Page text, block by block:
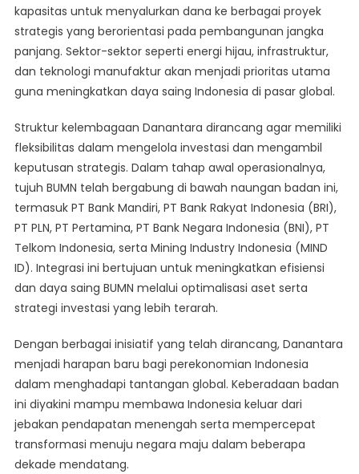
kapasitas untuk menyalurkan dana ke berbagai proyek
strategis yang berorientasi pada pembangunan jangka
panjang. Sektor-sektor seperti energi hijau, infrastruktur,
dan teknologi manufaktur akan menjadi prioritas utama
guna meningkatkan daya saing Indonesia di pasar global.
Struktur kelembagaan Danantara dirancang agar memiliki
fleksibilitas dalam mengelola investasi dan mengambil
keputusan strategis. Dalam tahap awal operasionalnya,
tujuh BUMN telah bergabung di bawah naungan badan ini,
termasuk PT Bank Mandiri, PT Bank Rakyat Indonesia (BRI),
PT PLN, PT Pertamina, PT Bank Negara Indonesia (BNI), PT
Telkom Indonesia, serta Mining Industry Indonesia (MIND
ID). Integrasi ini bertujuan untuk meningkatkan efisiensi
dan daya saing BUMN melalui optimalisasi aset serta
strategi investasi yang lebih terarah.
Dengan berbagai inisiatif yang telah dirancang, Danantara
menjadi harapan baru bagi perekonomian Indonesia
dalam menghadapi tantangan global. Keberadaan badan
ini diyakini mampu membawa Indonesia keluar dari
jebakan pendapatan menengah serta mempercepat
transformasi menuju negara maju dalam beberapa
dekade mendatang.